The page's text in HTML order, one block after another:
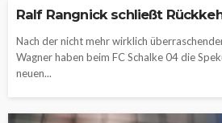
Ralf Rangnick schließt
Nach der nicht mehr wirklich
Wagner haben beim FC Schalke 04 die
neuen...